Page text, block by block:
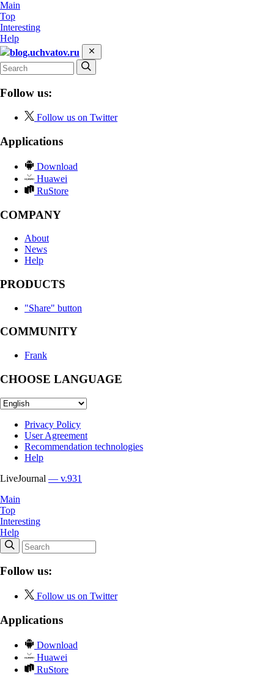
Main
Top
Interesting
Help
blog.uchvatov.ru
Follow us:
Follow us on Twitter
Applications
Download
Huawei
RuStore
COMPANY
About
News
Help
PRODUCTS
"Share" button
COMMUNITY
Frank
CHOOSE LANGUAGE
Privacy Policy
User Agreement
Recommendation technologies
Help
LiveJournal — v.931
Main
Top
Interesting
Help
Follow us:
Follow us on Twitter
Applications
Download
Huawei
RuStore